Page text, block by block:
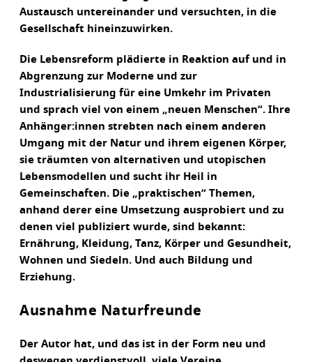
Austausch untereinander und versuchten, in die
Gesellschaft hineinzuwirken.
Die Lebensreform plädierte in Reaktion auf und in
Abgrenzung zur Moderne und zur
Industrialisierung für eine Umkehr im Privaten
und sprach viel von einem „neuen Menschen“. Ihre
Anhänger:innen strebten nach einem anderen
Umgang mit der Natur und ihrem eigenen Körper,
sie träumten von alternativen und utopischen
Lebensmodellen und sucht ihr Heil in
Gemeinschaften. Die „praktischen“ Themen,
anhand derer eine Umsetzung ausprobiert und zu
denen viel publiziert wurde, sind bekannt:
Ernährung, Kleidung, Tanz, Körper und Gesundheit,
Wohnen und Siedeln. Und auch Bildung und
Erziehung.
Ausnahme Naturfreunde
Der Autor hat, und das ist in der Form neu und